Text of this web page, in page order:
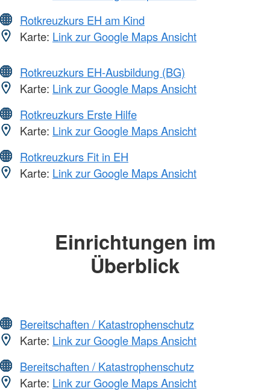
Rotkreuzkurs EH am Kind
Karte: Link zur Google Maps Ansicht
Rotkreuzkurs EH-Ausbildung (BG)
Karte: Link zur Google Maps Ansicht
Rotkreuzkurs Erste Hilfe
Karte: Link zur Google Maps Ansicht
Rotkreuzkurs Fit in EH
Karte: Link zur Google Maps Ansicht
Einrichtungen im
Überblick
Bereitschaften / Katastrophenschutz
Karte: Link zur Google Maps Ansicht
Bereitschaften / Katastrophenschutz
Karte: Link zur Google Maps Ansicht